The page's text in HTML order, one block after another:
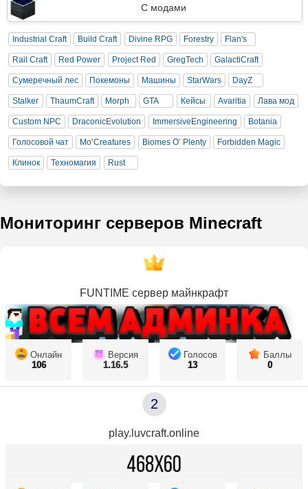
С модами
Industrial Craft Build Craft Divine RPG Forestry Flan's
Rail Craft Red Power Project Red GregTech GalactiCraft
Сумеречный лес Покемоны Машины StarWars DayZ
Stalker ThaumCraft Morph GTA Кейсы Avaritia Лава мод
Custom NPC DraconicEvolution ImmersiveEngineering Botania
Голосовой чат Mo’Creatures Biomes O’ Plenty Forbidden Magic
Клинок Техномагия Rust
Мониторинг серверов Minecraft
FUNTIME сервер майнкрафт
Онлайн
106
Версия
1.16.5
Голосов
13
Баллы
0
2
play.luvcraft.online